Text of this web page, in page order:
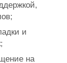
и
на